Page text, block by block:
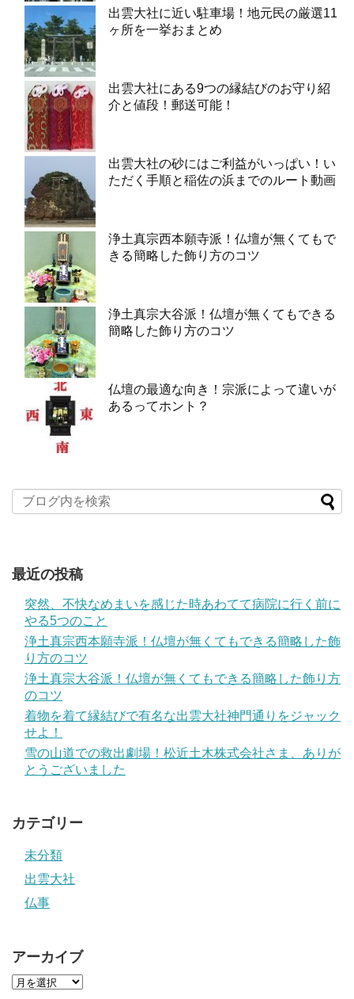
出雲大社に近い駐車場！地元民の厳選11
ヶ所を一挙おまとめ
出雲大社にある9つの縁結びのお守り紹
介と値段！郵送可能！
出雲大社の砂にはご利益がいっぱい！い
ただく手順と稲佐の浜までのルート動画
浄土真宗西本願寺派！仏壇が無くてもで
きる簡略した飾り方のコツ
浄土真宗大谷派！仏壇が無くてもできる
簡略した飾り方のコツ
仏壇の最適な向き！宗派によって違いが
あるってホント？
最近の投稿
突然、不快なめまいを感じた時あわてて病院に行く前に
やる5つのこと
浄土真宗西本願寺派！仏壇が無くてもできる簡略した飾
り方のコツ
浄土真宗大谷派！仏壇が無くてもできる簡略した飾り方
のコツ
着物を着て縁結びで有名な出雲大社神門通りをジャック
せよ！
雪の山道での救出劇場！松近土木株式会社さま、ありが
とうございました
カテゴリー
未分類
出雲大社
仏事
アーカイブ